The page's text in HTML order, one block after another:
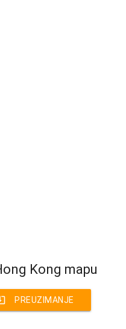
Kong mapu
PREUZIMANJE